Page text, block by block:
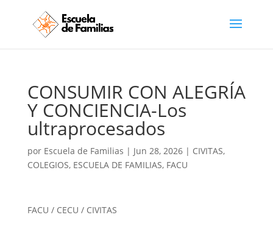
CONSUMIR CON ALEGRÍA
Y CONCIENCIA-Los
ultraprocesados
por Escuela de Familias | Jun 28, 2026| CIVITAS,
COLEGIOS, ESCUELA DE FAMILIAS, FACU
FACU / CECU / CIVITAS